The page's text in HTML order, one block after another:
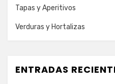
Tapas y Aperitivos
Verduras y Hortalizas
ENTRADAS